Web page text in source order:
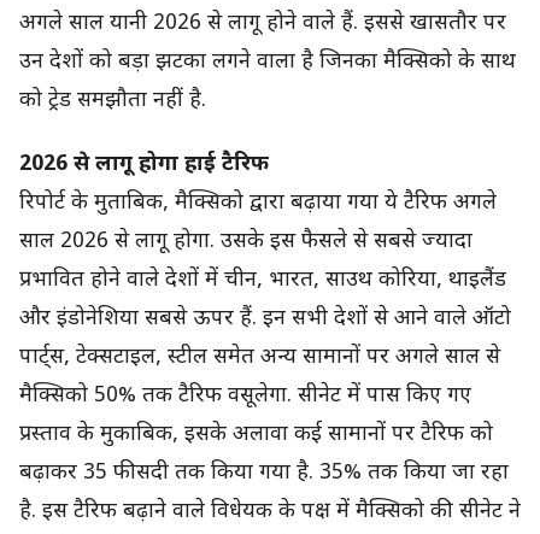
अगले साल यानी 2026 से लागू होने वाले हैं. इससे खासतौर पर
उन देशों को बड़ा झटका लगने वाला है जिनका मैक्सिको के साथ
को ट्रेड समझौता नहीं है.
2026 से लागू होगा हाई टैरिफ
रिपोर्ट के मुताबिक, मैक्सिको द्वारा बढ़ाया गया ये टैरिफ अगले
साल 2026 से लागू होगा. उसके इस फैसले से सबसे ज्यादा
प्रभावित होने वाले देशों में चीन, भारत, साउथ कोरिया, थाइलैंड
और इंडोनेशिया सबसे ऊपर हैं. इन सभी देशों से आने वाले ऑटो
पार्ट्स, टेक्सटाइल, स्टील समेत अन्य सामानों पर अगले साल से
मैक्सिको 50% तक टैरिफ वसूलेगा. सीनेट में पास किए गए
प्रस्ताव के मुकाबिक, इसके अलावा कई सामानों पर टैरिफ को
बढ़ाकर 35 फीसदी तक किया गया है. 35% तक किया जा रहा
है. इस टैरिफ बढ़ाने वाले विधेयक के पक्ष में मैक्सिको की सीनेट ने